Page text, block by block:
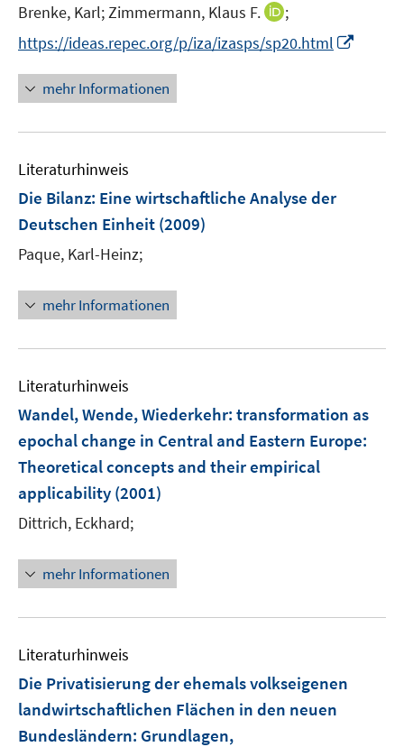
Brenke, Karl;Zimmermann, Klaus F.
I
n
n
n
;
https://ideas.repec.org/p/iza/izasps/sp20.html
u
ö
n
n
mehr Informationen
Literaturhinweis
Die Bilanz: Eine wirtschaftliche Analyse der
Deutschen Einheit (2009)
Paque, Karl-Heinz;
mehr Informationen
Literaturhinweis
Wandel, Wende, Wiederkehr: transformation as
epochal change in Central and Eastern Europe:
Theoretical concepts and their empirical
applicability (2001)
Dittrich, Eckhard;
mehr Informationen
Literaturhinweis
Die Privatisierung der ehemals volkseigenen
landwirtschaftlichen Flächen in den neuen
Bundesländern: Grundlagen,